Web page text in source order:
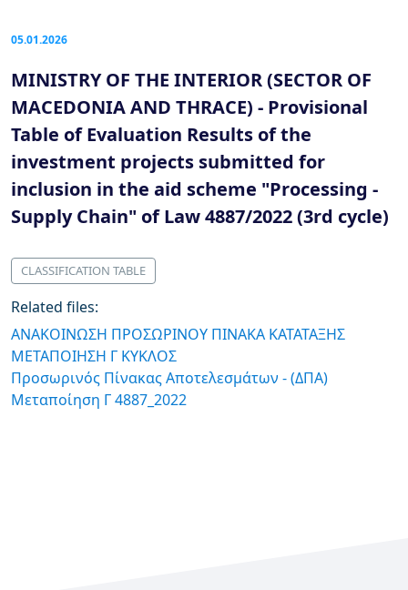
05.01.2026
MINISTRY OF THE INTERIOR (SECTOR OF
MACEDONIA AND THRACE) - Provisional
Table of Evaluation Results of the
investment projects submitted for
inclusion in the aid scheme "Processing -
Supply Chain" of Law 4887/2022 (3rd cycle)
CLASSIFICATION TABLE
Related files:
ΑΝΑΚΟΙΝΩΣΗ ΠΡΟΣΩΡΙΝΟΥ ΠΙΝΑΚΑ ΚΑΤΑΤΑΞΗΣ
ΜΕΤΑΠΟΙΗΣΗ Γ ΚΥΚΛΟΣ
Προσωρινός Πίνακας Αποτελεσμάτων - (ΔΠΑ)
Μεταποίηση Γ 4887_2022